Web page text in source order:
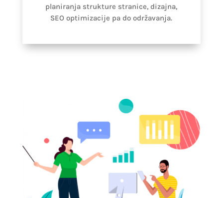
planiranja strukture stranice, dizajna,
SEO optimizacije pa do održavanja.